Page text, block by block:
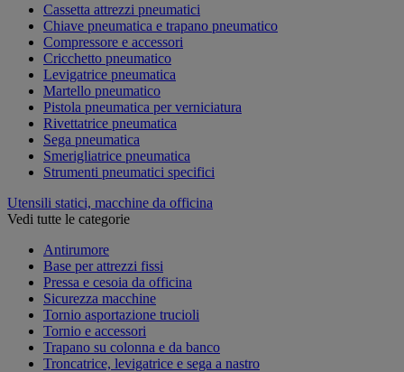
Cassetta attrezzi pneumatici
Chiave pneumatica e trapano pneumatico
Compressore e accessori
Cricchetto pneumatico
Levigatrice pneumatica
Martello pneumatico
Pistola pneumatica per verniciatura
Rivettatrice pneumatica
Sega pneumatica
Smerigliatrice pneumatica
Strumenti pneumatici specifici
Utensili statici, macchine da officina
Vedi tutte le categorie
Antirumore
Base per attrezzi fissi
Pressa e cesoia da officina
Sicurezza macchine
Tornio asportazione trucioli
Tornio e accessori
Trapano su colonna e da banco
Troncatrice, levigatrice e sega a nastro